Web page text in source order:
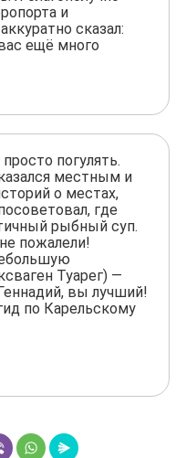
и
сказал:
ещё много
погулять.
местным и
о местах,
где
рыбный суп.
пожалели!
Туарег) —
вы лучший!
по Карельскому